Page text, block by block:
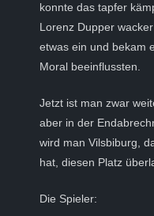
konnte das tapfer
Lorenz Dupper
etwas ein und bekam
Moral beeinflussten.
Jetzt ist man zwar
aber in der
wird man Vilsbiburg,
hat, diesen Platz
Die Spieler: